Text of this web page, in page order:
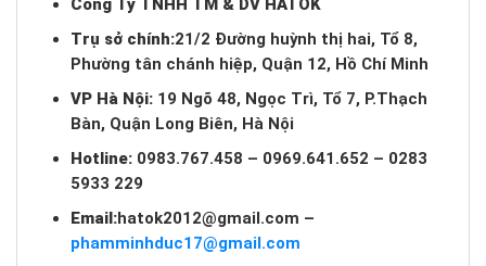
Công Ty TNHH TM & DV HATOK
Trụ sở chính:21/2 Đường huỳnh thị hai, Tổ 8,
Phường tân chánh hiệp, Quận 12, Hồ Chí Minh
VP Hà Nội: 19 Ngõ 48, Ngọc Trì, Tổ 7, P.Thạch
Bàn, Quận Long Biên, Hà Nội
Hotline: 0983.767.458 – 0969.641.652 – 0283
5933 229
Email:hatok2012@gmail.com –
phamminhduc17@gmail.com